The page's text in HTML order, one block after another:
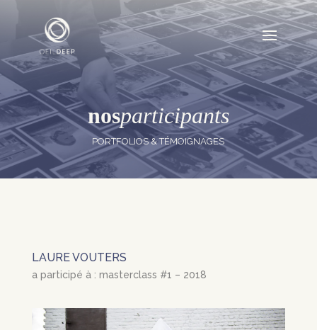
nosparticipants
PORTFOLIOS & TÉMOIGNAGES
LAURE VOUTERS
a participé à : masterclass #1 – 2018